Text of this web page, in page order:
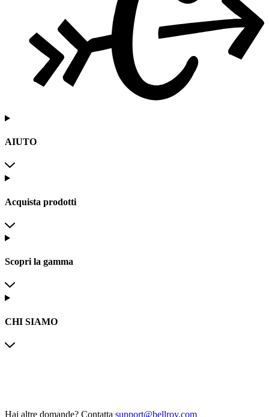
AIUTO
Acquista prodotti
Scopri la gamma
CHI SIAMO
Hai altre domande? Contatta support@bellroy.com